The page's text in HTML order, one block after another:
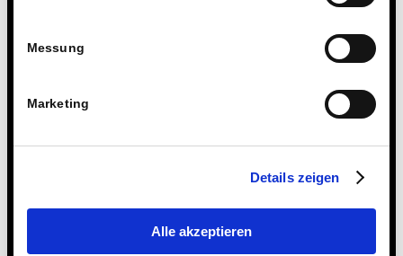
Messung
Marketing
Details zeigen
Alle akzeptieren